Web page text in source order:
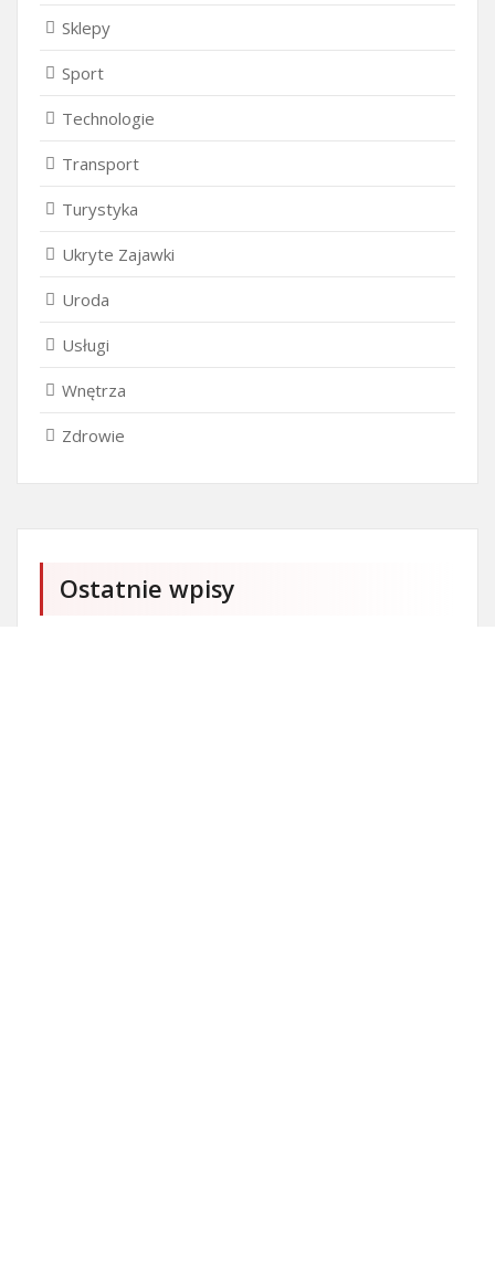
Sklepy
Sport
Technologie
Transport
Turystyka
Ukryte Zajawki
Uroda
Usługi
Wnętrza
Zdrowie
Ostatnie wpisy